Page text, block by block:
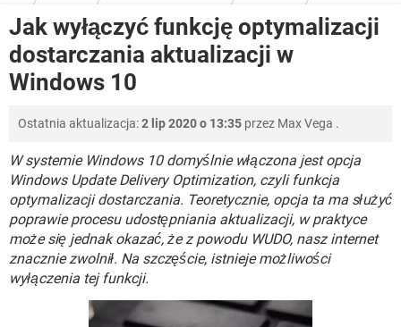
SPOTIFY NETFLIX
INSTAGRAM FACEBOOK
WINDOWS 10
PlayStation TIKTOK
GRY WHATSAPP
WINDOWS 10
DO POBRANIA
ANDROID TIKTOK
GRY
WINDOWS 10
FORUM
GRY WHATSAPP
SPOTIFY NETFLIX
INSTAGRAM FACEBOOK
WINDOWS 10
GRY WHATSAPP
SPOTIFY NETFLIX
INSTAGRAM FACEBOOK
WINDOWS 10
Windows 10
Jak wyłączyć funkcję optymalizacji
dostarczania aktualizacji w
Windows 10
Ostatnia aktualizacja:2 lip 2020 o 13:35 przez Max Vega .
W systemie Windows 10 domyślnie włączona jest opcja
Windows Update Delivery Optimization, czyli funkcja
optymalizacji dostarczania. Teoretycznie, opcja ta ma służyć
poprawie procesu udostępniania aktualizacji, w praktyce
może się jednak okazać, że z powodu WUDO, nasz internet
znacznie zwolnił. Na szczęście, istnieje możliwości
wyłączenia tej funkcji.